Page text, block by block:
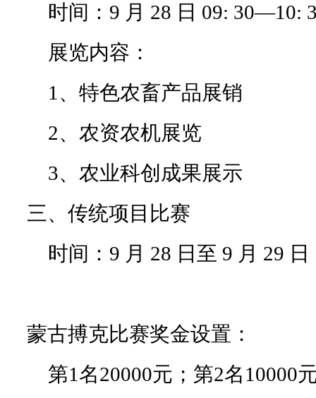
时间：9 月 28 日 09: 30—10:
展览内容：
1、特色农畜产品展销
2、农资农机展览
3、农业科创成果展示
三、传统项目比赛
时间：9 月 28 日至 9 月 29 日
蒙古搏克比赛奖金设置：
第1名20000元；第2名10000元